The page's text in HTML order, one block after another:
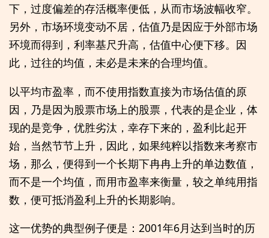
下，过度偏差的存活概率便低，从而市场波幅收窄。
另外，市场环境变动不居，估值乃是因应于外部市场
环境而得到，利率基尺升高，估值中心便下移。因
此，过往的均值，未必是未来的合理均值。
以平均市盈率，而不使用指数直接为市场估值的原
因，乃是因为股票市场上的股票，代表的是企业，体
现的是竞争，优胜劣汰，幸存下来的，盈利比起开
始，当然节节上升，因此，如果纯粹以指数来考察市
场，那么，便得到一个长期下冉冉上升的单边数值，
而不是一个均值，而用市盈率来衡量，较之单纯用指
数，便可抵消盈利上升的长期影响。
这一优势的典型例子便是：2001年6月达到当时的历